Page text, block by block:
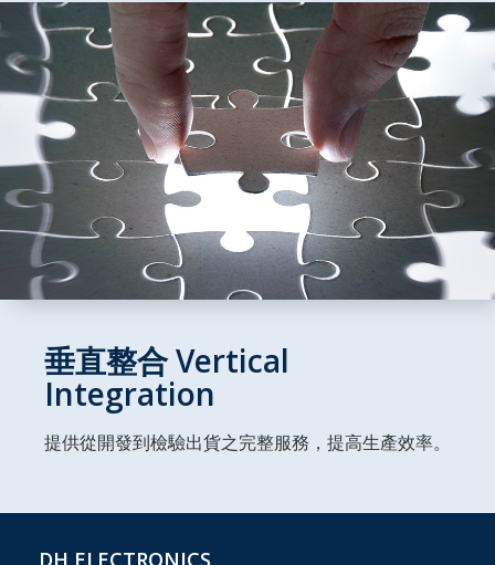
垂直整合 Vertical
Integration
提供從開發到檢驗出貨之完整服務，提高生產效率。
DH ELECTRONICS